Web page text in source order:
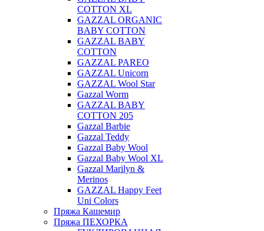
COTTON XL
GAZZAL ORGANIC
BABY COTTON
GAZZAL BABY
COTTON
GAZZAL PAREO
GAZZAL Unicorn
GAZZAL Wool Star
Gazzal Worm
GAZZAL BABY
COTTON 205
Gazzal Barbie
Gazzal Teddy
Gazzal Baby Wool
Gazzal Baby Wool XL
Gazzal Marilyn &
Merinos
GAZZAL Happy Feet
Uni Colors
Пряжа Кашемир
Пряжа ПЕХОРКА